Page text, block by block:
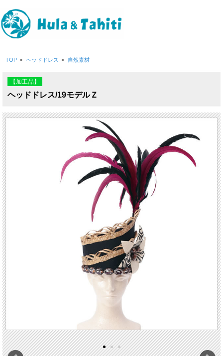
TOP > ヘッドドレス > 自然素材
【加工品】
ヘッドドレス/19モデルＺ